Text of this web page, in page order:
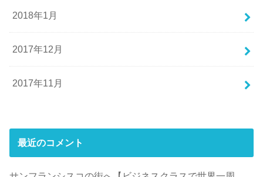
2018年1月
2017年12月
2017年11月
最近のコメント